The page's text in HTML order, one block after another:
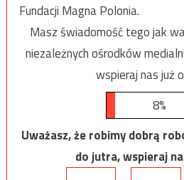
Fundacji Magna Polonia.
Masz świadomość tego jak
niezależnych ośrodków
wspieraj nas już
8%
Uważasz, że robimy dobrą
do jutra, wspieraj